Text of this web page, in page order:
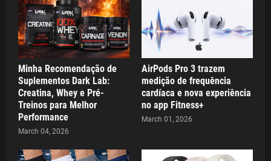
Minha Recomendação de
Suplementos Dark Lab:
Creatina, Whey e Pré-
Treinos para Melhor
Performance
March 04, 2026
AirPods Pro 3 trazem
medição de frequência
cardíaca e nova experiência
no app Fitness+
March 01, 2026